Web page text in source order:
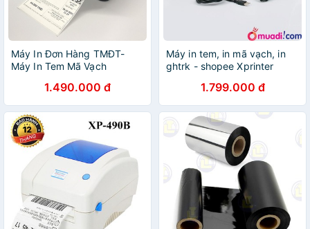
Máy In Đơn Hàng TMĐT-
Máy In Tem Mã Vạch
1.490.000 đ
Máy in tem, in mã vạch, in
ghtrk - shopee Xprinter
1.799.000 đ